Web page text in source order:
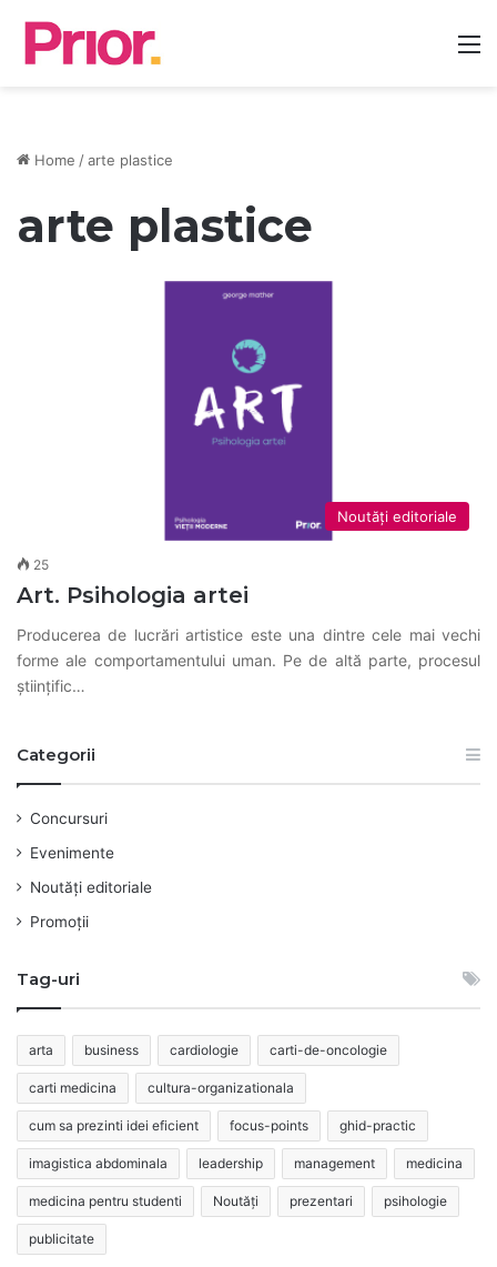
Home /arte plastice
arte plastice
Noutăți editoriale
25
Art. Psihologia artei
Producerea de lucrări artistice este una dintre cele mai vechi
forme ale comportamentului uman. Pe de altă parte, procesul
științific…
Categorii
Concursuri
Evenimente
Noutăți editoriale
Promoții
Tag-uri
arta business cardiologie carti-de-oncologie
carti medicina cultura-organizationala
cum sa prezinti idei eficient focus-points ghid-practic
imagistica abdominala leadership management medicina
medicina pentru studenti Noutăți prezentari psihologie
publicitate